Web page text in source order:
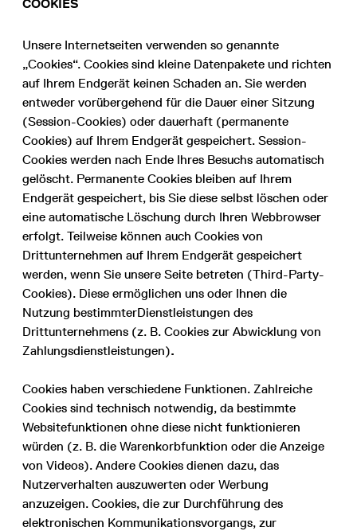
COOKIES
Unsere Internetseiten verwenden so genannte
„Cookies“. Cookies sind kleine Datenpakete und richten
auf Ihrem Endgerät keinen Schaden an. Sie werden
entweder vorübergehend für die Dauer einer Sitzung
(Session-Cookies) oder dauerhaft (permanente
Cookies) auf Ihrem Endgerät gespeichert. Session-
Cookies werden nach Ende Ihres Besuchs automatisch
gelöscht. Permanente Cookies bleiben auf Ihrem
Endgerät gespeichert, bis Sie diese selbst löschen oder
eine automatische Löschung durch Ihren Webbrowser
erfolgt. Teilweise können auch Cookies von
Drittunternehmen auf Ihrem Endgerät gespeichert
werden, wenn Sie unsere Seite betreten (Third-Party-
Cookies). Diese ermöglichen uns oder Ihnen die
Nutzung bestimmterDienstleistungen des
Drittunternehmens (z. B. Cookies zur Abwicklung von
Zahlungsdienstleistungen).
Cookies haben verschiedene Funktionen. Zahlreiche
Cookies sind technisch notwendig, da bestimmte
Websitefunktionen ohne diese nicht funktionieren
würden (z. B. die Warenkorbfunktion oder die Anzeige
von Videos). Andere Cookies dienen dazu, das
Nutzerverhalten auszuwerten oder Werbung
anzuzeigen. Cookies, die zur Durchführung des
elektronischen Kommunikationsvorgangs, zur